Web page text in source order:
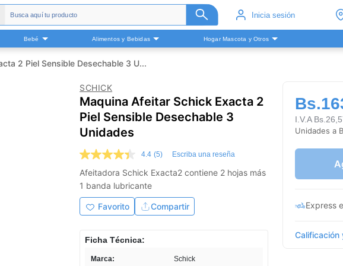
Otros
Inicia sesión
Bebé Alimentos y Bebidas Hogar Mascota y Otros
2 Piel Sensible Desechable 3 U...
SCHICK
Maquina Afeitar Schick Exacta 2
Piel Sensible Desechable 3
Unidades
4.4
de
5
estrellas,
valor
medio
de
Read
5
Reviews.
Enlace
4.4 (5) Escriba una reseña
Afeitadora Schick Exacta2 contiene 2 hojas más
1 banda lubricante
Favorito Compartir
Ficha Técnica:
Marca: Schick
I.V.A
Unidades a
Express
Calificación